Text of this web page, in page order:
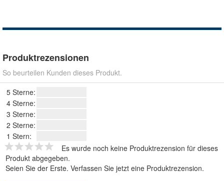
Produktrezensionen
So beurteilen Kunden dieses Produkt.
5 Sterne:
4 Sterne:
3 Sterne:
2 Sterne:
1 Stern:
Es wurde noch keine Produktrezension für dieses
Produkt abgegeben.
Seien Sie der Erste. Verfassen Sie jetzt eine Produktrezension.